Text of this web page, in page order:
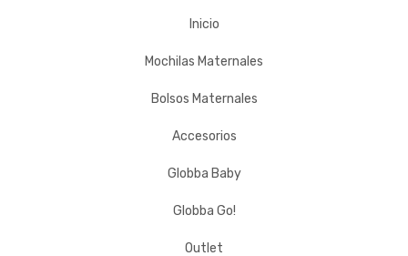
Inicio
Mochilas Maternales
Bolsos Maternales
Accesorios
Globba Baby
Globba Go!
Outlet